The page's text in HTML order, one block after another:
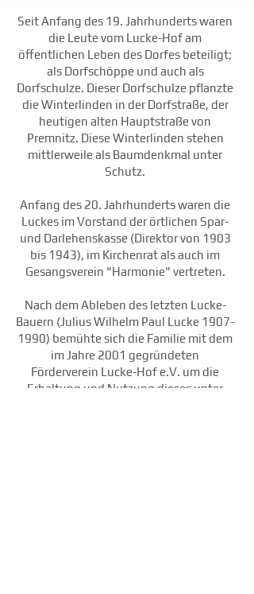
Seit Anfang des 19. Jahrhunderts waren
die Leute vom Lucke-Hof am
öffentlichen Leben des Dorfes beteiligt;
als Dorfschöppe und auch als
Dorfschulze. Dieser Dorfschulze pflanzte
die Winterlinden in der Dorfstraße, der
heutigen alten Hauptstraße von
Premnitz. Diese Winterlinden stehen
mittlerweile als Baumdenkmal unter
Schutz.
Anfang des 20. Jahrhunderts waren die
Luckes im Vorstand der örtlichen Spar-
und Darlehenskasse (Direktor von 1903
bis 1943), im Kirchenrat als auch im
Gesangsverein "Harmonie" vertreten.
Nach dem Ableben des letzten Lucke-
Bauern (Julius Wilhelm Paul Lucke 1907-
1990) bemühte sich die Familie mit dem
im Jahre 2001 gegründeten
Förderverein Lucke-Hof e.V. um die
Erhaltung und Nutzung dieses unter